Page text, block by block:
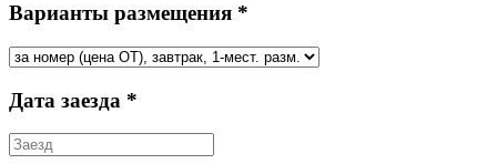
Варианты размещения *
Дата заезда *